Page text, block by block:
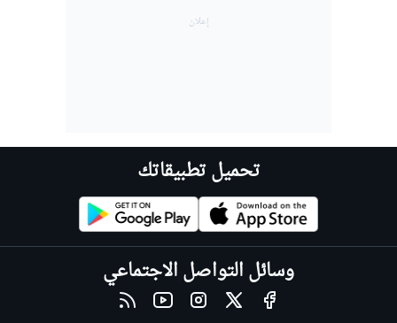
تحميل تطبيقاتك
وسائل التواصل الاجتماعي